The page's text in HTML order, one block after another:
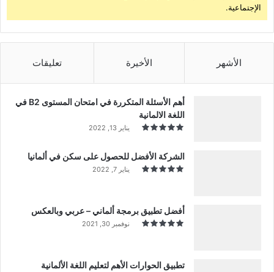
الإجتماعية.
الأشهر الأخيرة تعليقات
أهم الأسئلة المتكررة في امتحان المستوى B2 في
اللغة الالمانية
يناير 13, 2022
الشركة الأفضل للحصول على سكن في ألمانيا
يناير 7, 2022
أفضل تطبيق برمجة ألماني – عربي وبالعكس
نوفمبر 30, 2021
تطبيق الحوارات الأهم لتعليم اللغة الألمانية